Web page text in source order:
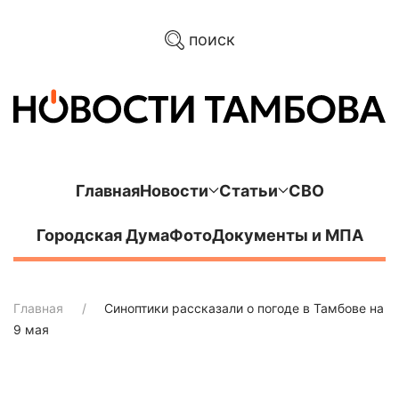
поиск
ГлавнаяНовости Статьи СВО
Городская ДумаФотоДокументы и МПА
Главная
Синоптики рассказали о погоде в Тамбове на
9 мая